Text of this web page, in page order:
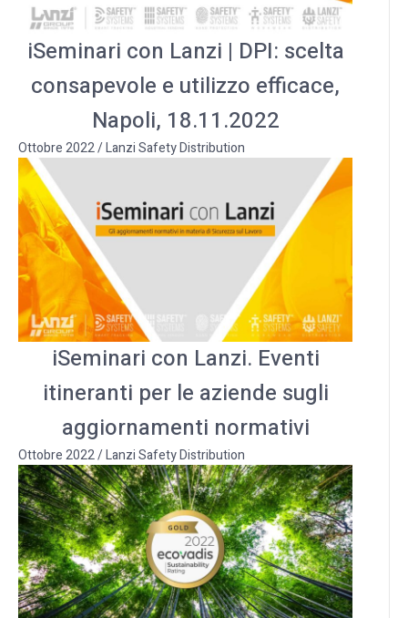
iSeminari con Lanzi | DPI: scelta
consapevole e utilizzo efficace,
Napoli, 18.11.2022
Ottobre 2022/Lanzi Safety Distribution
iSeminari con Lanzi. Eventi
itineranti per le aziende sugli
aggiornamenti normativi
Ottobre 2022/Lanzi Safety Distribution